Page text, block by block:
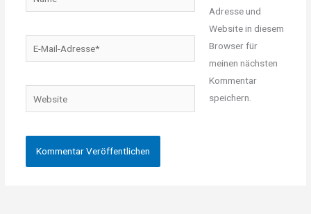
Mail-
Website
Adresse und
Website in diesem
Browser für
meinen nächsten
Kommentar
speichern.